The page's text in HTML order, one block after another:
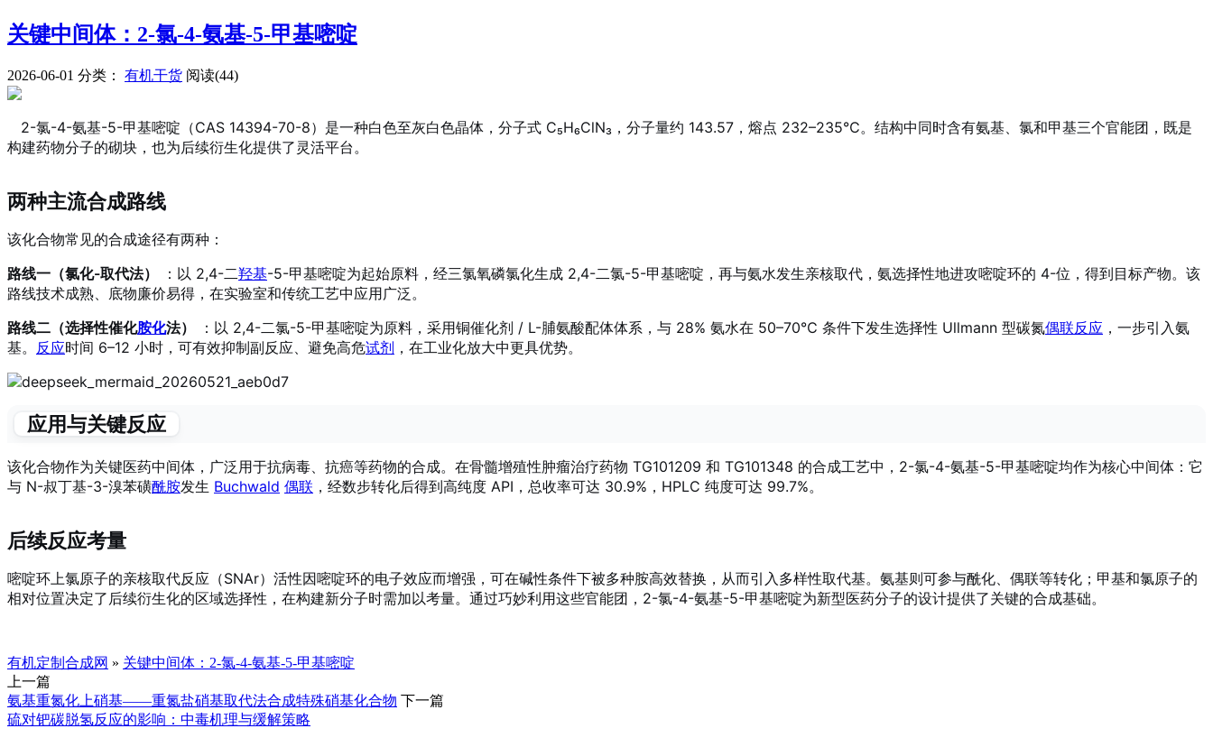
关键中间体：2-氯-4-氨基-5-甲基嘧啶
2026-06-01 分类： 有机干货 阅读(44)
2-氯-4-氨基-5-甲基嘧啶（CAS 14394-70-8）是一种白色至灰白色晶体，分子式 C₅H₆ClN₃，分子量约 143.57，熔点 232–235℃。结构中同时含有氨基、氯和甲基三个官能团，既是
构建药物分子的砌块，也为后续衍生化提供了灵活平台 。
两种主流合成路线
该化合物常见的合成途径有两种：
路线一（氯化-取代法）
：以 2,4-二羟基-5-甲基嘧啶为起始原料，经三氯氧磷氯化生成 2,4-二氯-5-甲基嘧啶，再与氨水发生亲核取代，氨选择性地进攻嘧啶环的 4-位，得到目标产物。该
路线技术成熟、底物廉价易得，在实验室和传统工艺中应用广泛。
路线二（选择性催化胺化法） ：以 2,4-二氯-5-甲基嘧啶为原料，采用铜催化剂 / L-脯氨酸配体体系，与 28% 氨水在 50–70℃ 条件下发生选择性 Ullmann 型碳氮偶联反应 ，一步引入氨
基。 反应时间 6–12 小时，可有效抑制副反应、避免高危试剂 ，在工业化放大中更具优势。
应用与关键反应
该化合物作为关键医药中间体，广泛用于抗病毒、抗癌等药物的合成。在骨髓增殖性肿瘤治疗药物 TG101209 和 TG101348 的合成工艺中，2-氯-4-氨基-5-甲基嘧啶均作为核心中间体：它
与 N-叔丁基-3-溴苯磺酰胺发生 Buchwald 偶联 ，经数步转化后得到高纯度 API，总收率可达 30.9%，HPLC 纯度可达 99.7%。
后续反应考量
嘧啶环上氯原子的亲核取代反应（SNAr）活性因嘧啶环的电子效应而增强，可在碱性条件下被多种胺高效替换，从而引入多样性取代基。氨基则可参与酰化、偶联等转化；甲基和氯原子的
相对位置决定了后续衍生化的区域选择性，在构建新分子时需加以考量。通过巧妙利用这些官能团，2-氯-4-氨基-5-甲基嘧啶为新型医药分子的设计提供了关键的合成基础。
有机定制合成网 » 关键中间体：2-氯-4-氨基-5-甲基嘧啶
上一篇
氨基重氮化上硝基——重氮盐硝基取代法合成特殊硝基化合物 下一篇
硫对钯碳脱氢反应的影响：中毒机理与缓解策略